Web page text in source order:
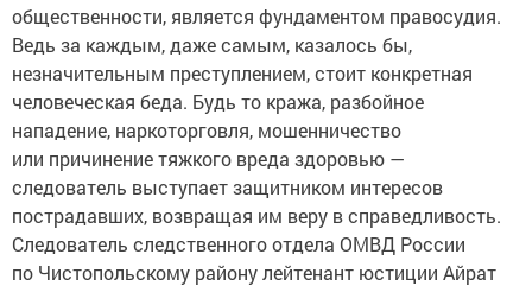
общественности, является фундаментом правосудия.
Ведь за каждым, даже самым, казалось бы,
незначительным преступлением, стоит конкретная
человеческая беда. Будь то кража, разбойное
нападение, наркоторговля, мошенничество
или причинение тяжкого вреда здоровью —
следователь выступает защитником интересов
пострадавших, возвращая им веру в справедливость.
Следователь следственного отдела ОМВД России
по Чистопольскому району лейтенант юстиции Айрат